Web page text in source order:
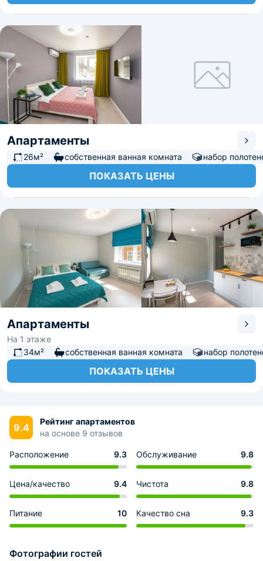
Апартаменты
26м² собственная ванная комната набор
ПОКАЗАТЬ ЦЕНЫ
Апартаменты
На 1 этаже
34м²
собственная ванная комната набор
ПОКАЗАТЬ ЦЕНЫ
9.4
Рейтинг апартаментов
на основе 9 отзывов
Расположение 9.3 Обслуживание 9.8
Цена/качество 9.4 Чистота 9.8
Питание 10 Качество сна 9.3
Фотографии гостей